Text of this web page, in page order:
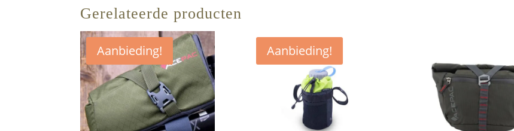
Gerelateerde producten
Aanbieding! Aanbieding!